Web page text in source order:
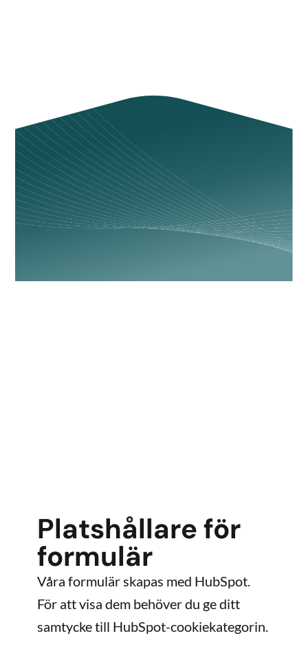
Platshållare för
formulär
Våra formulär skapas med HubSpot.
För att visa dem behöver du ge ditt
samtycke till HubSpot-cookiekategorin.